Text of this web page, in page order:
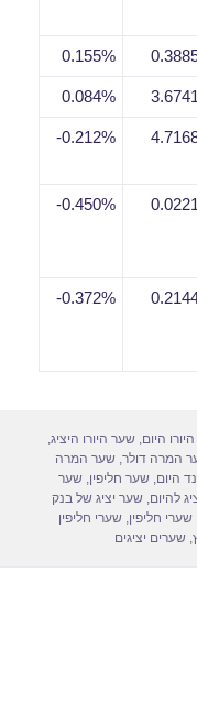
0.155%
3.6741
0.084%
0.212%-
0.0221
0.450%-
0.372%-
היום,שער היורו היציג,
המרה דולר,שער המרה
היום,שער חליפין,שער
להיום,שער יציג של בנק
שערי חליפין,שערי חליפין
,שערים יציגים